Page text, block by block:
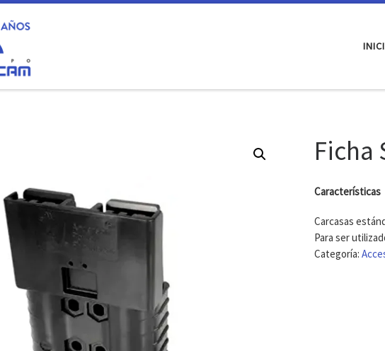
Ficha
Características
Carcasas
Para ser
Categoría: